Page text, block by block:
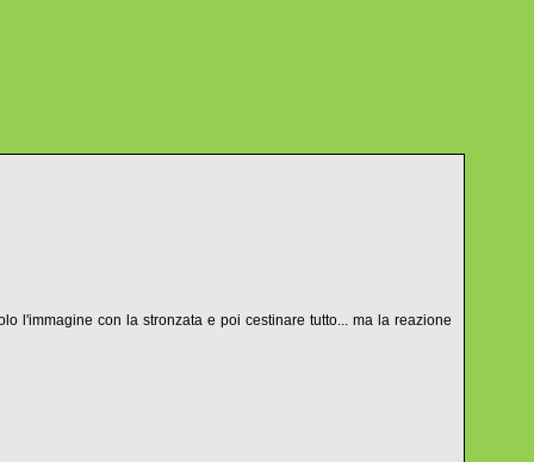
l'immagine con la stronzata e poi cestinare tutto... ma la reazione